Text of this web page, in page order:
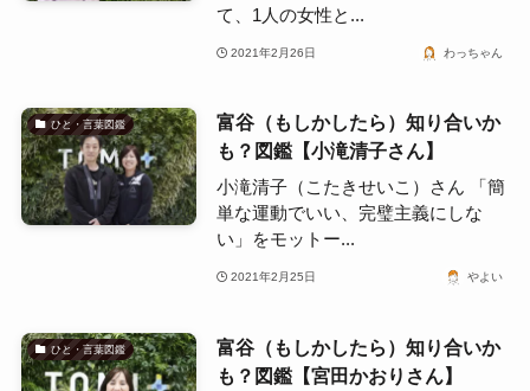
て、1人の女性と...
2021年2月26日 わっちゃん
ひと・言葉図鑑
富谷（もしかしたら）知り合いか
も？図鑑【小滝清子さん】
小滝清子（こたきせいこ）さん 「簡
単な運動でいい、完璧主義にしな
い」をモットー...
2021年2月25日 やよい
ひと・言葉図鑑
富谷（もしかしたら）知り合いか
も？図鑑【宮田かおりさん】